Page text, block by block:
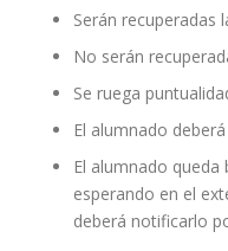
Serán recuperadas
No serán
Se ruega
El alumnado
El alumnado
esperando en el
deberá notificarlo